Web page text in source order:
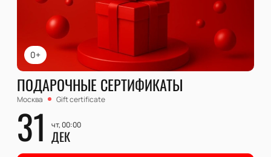
0+
ПОДАРОЧНЫЕ СЕРТИФИКАТЫ
Москва Gift certificate
31 чт, 00:00
ДЕК